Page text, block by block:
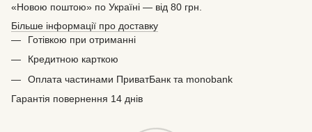
«Новою поштою» по Україні — від 80 грн.
Більше інформації про доставку
Готівкою при отриманні
Кредитною карткою
Оплата частинами ПриватБанк та monobank
Гарантія повернення 14 днів